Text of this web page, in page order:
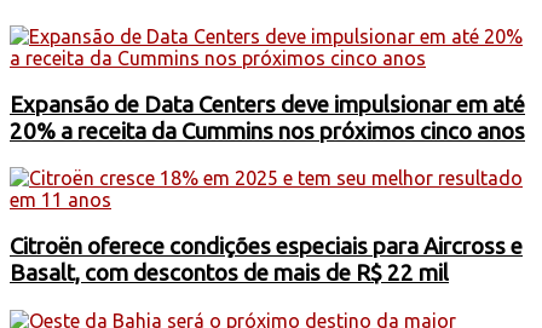
Expansão de Data Centers deve impulsionar em até
20% a receita da Cummins nos próximos cinco anos
Citroën oferece condições especiais para Aircross e
Basalt, com descontos de mais de R$ 22 mil